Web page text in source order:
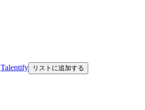
Talentify リストに追加する